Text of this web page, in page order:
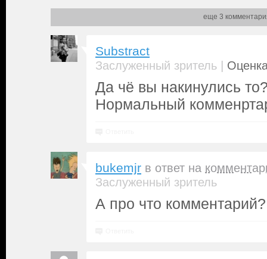
еще 3
Substract
Заслуженный зритель |
Да чё вы накинулись
Нормальный
bukemjr в ответ на
Заслуженный зритель
А про что комментарий?